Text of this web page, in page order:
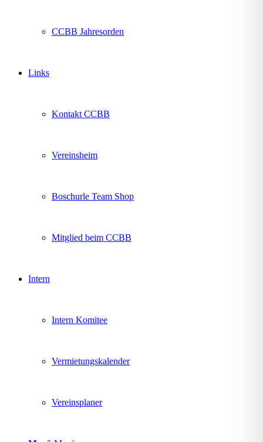
CCBB Jahresorden
Links
Kontakt CCBB
Vereinsheim
Boschurle Team Shop
Mitglied beim CCBB
Intern
Intern Komitee
Vermietungskalender
Vereinsplaner